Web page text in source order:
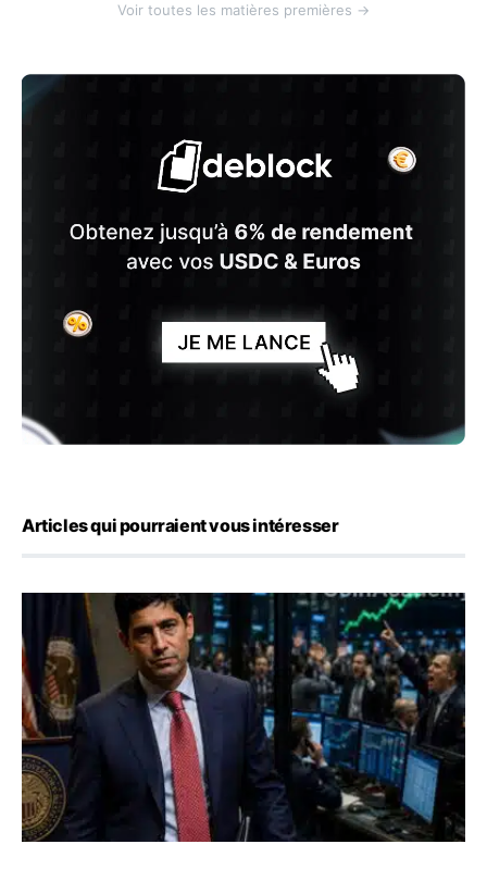
Voir toutes les matières premières →
Articles qui pourraient vous intéresser
Emploi américain : 23 000 postes détruits en juillet, les